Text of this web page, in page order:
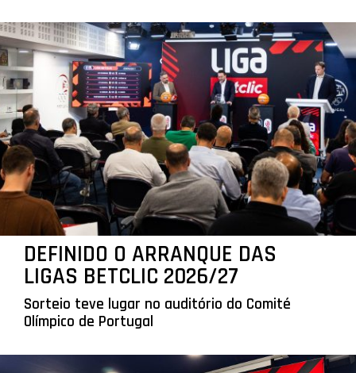
DEFINIDO O ARRANQUE DAS
LIGAS BETCLIC 2026/27
Sorteio teve lugar no auditório do Comité
Olímpico de Portugal